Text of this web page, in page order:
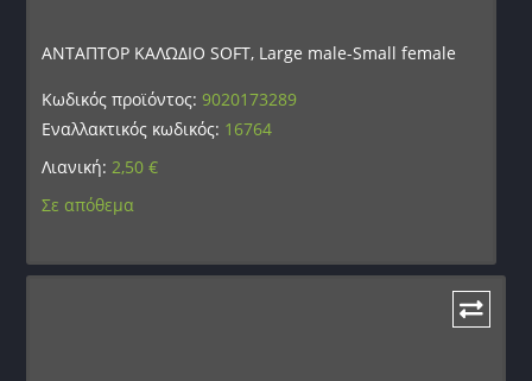
ΑΝΤΑΠΤΟΡ ΚΑΛΩΔΙΟ SOFT, Large male-Small female
Κωδικός προϊόντος:9020173289
Εναλλακτικός κωδικός: 16764
Λιανική:2,50€
Σε απόθεμα